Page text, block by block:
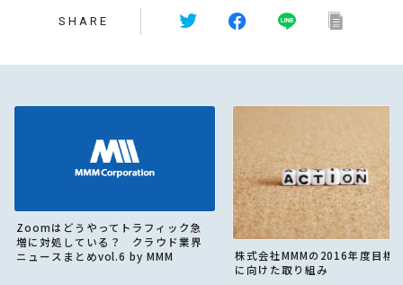
SHARE
Zoomはどうやってトラフィック急
増に対処している？ クラウド業界
ニュースまとめvol.6 by MMM
株式会社MMMの2016年度目標
に向けた取り組み